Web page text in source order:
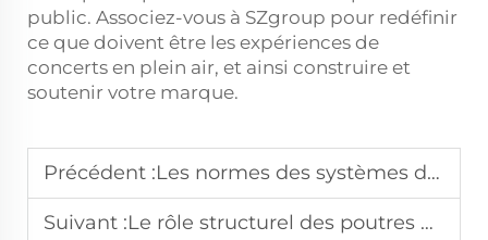
public. Associez-vous à SZgroup pour redéfinir
ce que doivent être les expériences de
concerts en plein air, et ainsi construire et
soutenir votre marque.
Précédent :Les normes des systèmes de barrières de contrôle des foules en matière de sécurité événementielle
Suivant :Le rôle structurel des poutres en treillis lors des festivals de plusieurs jours